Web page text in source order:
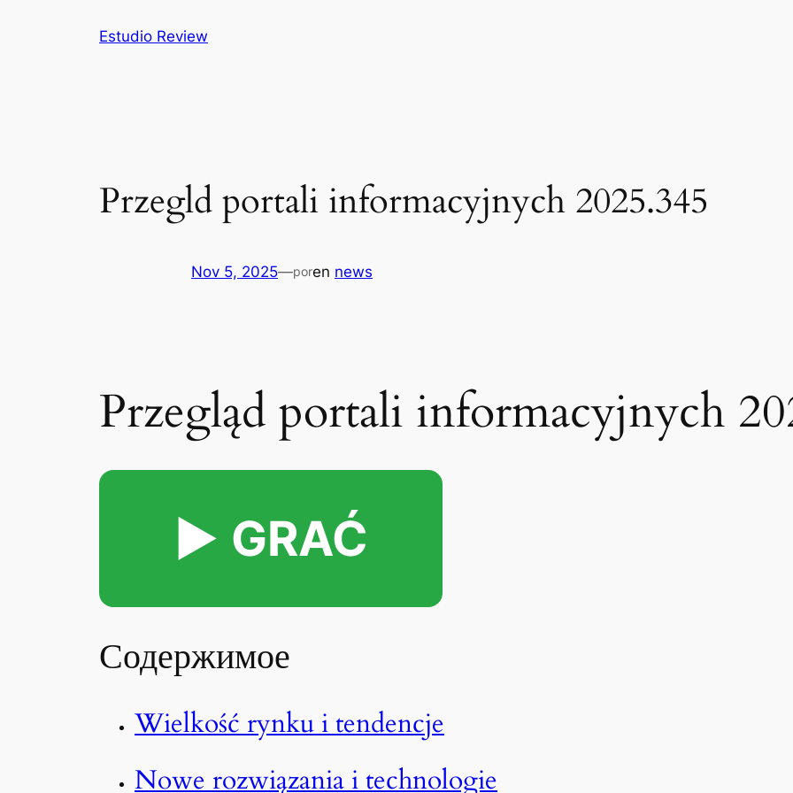
Estudio Review
Przegld portali informacyjnych 2025.345
Nov 5, 2025—poren news
Przegląd portali informacyjnych
▶️ GRAĆ
Содержимое
Wielkość rynku i tendencje
Nowe rozwiązania i technologie